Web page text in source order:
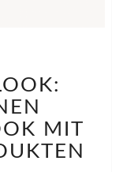
MIT